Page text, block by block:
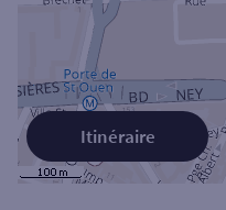
Itinéraire